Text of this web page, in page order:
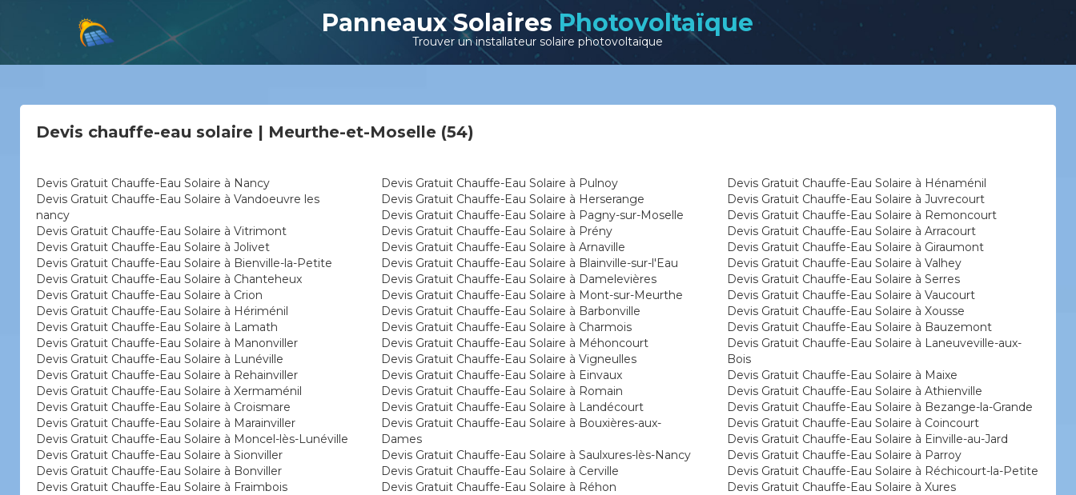
Panneaux Solaires Photovoltaïque
Trouver un installateur solaire photovoltaïque
Devis chauffe-eau solaire | Meurthe-et-Moselle (54)
Devis Gratuit Chauffe-Eau Solaire à Nancy
Devis Gratuit Chauffe-Eau Solaire à Vandoeuvre les
nancy
Devis Gratuit Chauffe-Eau Solaire à Vitrimont
Devis Gratuit Chauffe-Eau Solaire à Jolivet
Devis Gratuit Chauffe-Eau Solaire à Bienville-la-Petite
Devis Gratuit Chauffe-Eau Solaire à Chanteheux
Devis Gratuit Chauffe-Eau Solaire à Crion
Devis Gratuit Chauffe-Eau Solaire à Hériménil
Devis Gratuit Chauffe-Eau Solaire à Lamath
Devis Gratuit Chauffe-Eau Solaire à Manonviller
Devis Gratuit Chauffe-Eau Solaire à Lunéville
Devis Gratuit Chauffe-Eau Solaire à Rehainviller
Devis Gratuit Chauffe-Eau Solaire à Xermaménil
Devis Gratuit Chauffe-Eau Solaire à Croismare
Devis Gratuit Chauffe-Eau Solaire à Marainviller
Devis Gratuit Chauffe-Eau Solaire à Moncel-lès-Lunéville
Devis Gratuit Chauffe-Eau Solaire à Sionviller
Devis Gratuit Chauffe-Eau Solaire à Bonviller
Devis Gratuit Chauffe-Eau Solaire à Fraimbois
Devis Gratuit Chauffe-Eau Solaire à Pulnoy
Devis Gratuit Chauffe-Eau Solaire à Herserange
Devis Gratuit Chauffe-Eau Solaire à Pagny-sur-Moselle
Devis Gratuit Chauffe-Eau Solaire à Prény
Devis Gratuit Chauffe-Eau Solaire à Arnaville
Devis Gratuit Chauffe-Eau Solaire à Blainville-sur-l'Eau
Devis Gratuit Chauffe-Eau Solaire à Damelevières
Devis Gratuit Chauffe-Eau Solaire à Mont-sur-Meurthe
Devis Gratuit Chauffe-Eau Solaire à Barbonville
Devis Gratuit Chauffe-Eau Solaire à Charmois
Devis Gratuit Chauffe-Eau Solaire à Méhoncourt
Devis Gratuit Chauffe-Eau Solaire à Vigneulles
Devis Gratuit Chauffe-Eau Solaire à Einvaux
Devis Gratuit Chauffe-Eau Solaire à Romain
Devis Gratuit Chauffe-Eau Solaire à Landécourt
Devis Gratuit Chauffe-Eau Solaire à Bouxières-aux-
Dames
Devis Gratuit Chauffe-Eau Solaire à Saulxures-lès-Nancy
Devis Gratuit Chauffe-Eau Solaire à Cerville
Devis Gratuit Chauffe-Eau Solaire à Réhon
Devis Gratuit Chauffe-Eau Solaire à Hénaménil
Devis Gratuit Chauffe-Eau Solaire à Juvrecourt
Devis Gratuit Chauffe-Eau Solaire à Remoncourt
Devis Gratuit Chauffe-Eau Solaire à Arracourt
Devis Gratuit Chauffe-Eau Solaire à Giraumont
Devis Gratuit Chauffe-Eau Solaire à Valhey
Devis Gratuit Chauffe-Eau Solaire à Serres
Devis Gratuit Chauffe-Eau Solaire à Vaucourt
Devis Gratuit Chauffe-Eau Solaire à Xousse
Devis Gratuit Chauffe-Eau Solaire à Bauzemont
Devis Gratuit Chauffe-Eau Solaire à Laneuveville-aux-
Bois
Devis Gratuit Chauffe-Eau Solaire à Maixe
Devis Gratuit Chauffe-Eau Solaire à Athienville
Devis Gratuit Chauffe-Eau Solaire à Bezange-la-Grande
Devis Gratuit Chauffe-Eau Solaire à Coincourt
Devis Gratuit Chauffe-Eau Solaire à Einville-au-Jard
Devis Gratuit Chauffe-Eau Solaire à Parroy
Devis Gratuit Chauffe-Eau Solaire à Réchicourt-la-Petite
Devis Gratuit Chauffe-Eau Solaire à Xures